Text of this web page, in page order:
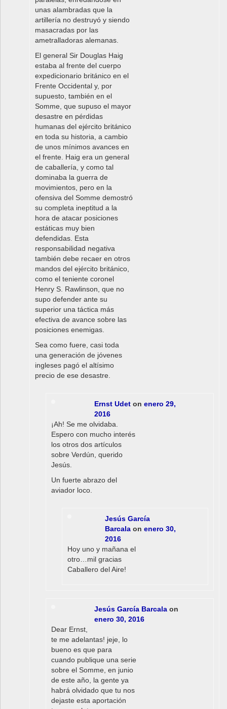
unas alambradas que la
artillería no destruyó y siendo
masacradas por las
ametralladoras alemanas.
El general Sir Douglas Haig
estaba al frente del cuerpo
expedicionario británico en el
Frente Occidental y, por
supuesto, también en el
Somme, que supuso el mayor
desastre en pérdidas
humanas del ejército británico
en toda su historia, a cambio
de unos mínimos avances en
el frente. Haig era un general
de caballería, y como tal
dominaba la guerra de
movimientos, pero en la
ofensiva del Somme demostró
su completa ineptitud a la
hora de atacar posiciones
estáticas muy bien
defendidas. Esta
responsabilidad negativa
también debe recaer en otros
mandos del ejército británico,
como el teniente coronel
Henry S. Rawlinson, que no
supo defender ante su
superior una táctica más
efectiva de avance sobre las
posiciones enemigas.
Sea como fuere, casi toda
una generación de jóvenes
ingleses pagó el altísimo
precio de ese desastre.
Ernst Udet on enero 29,
2016
¡Ah! Se me olvidaba.
Espero con mucho interés
los otros dos artículos
sobre Verdún, querido
Jesús.
Un fuerte abrazo del
aviador loco.
Jesús García
Barcala onenero 30,
2016
Hoy uno y mañana el
otro…mil gracias
Caballero del Aire!
Jesús García Barcala on
enero 30, 2016
Dear Ernst,
te me adelantas! jeje, lo
bueno es que para
cuando publique una serie
sobre el Somme, en junio
de este año, la gente ya
habrá olvidado que tu nos
dejaste esta aportación